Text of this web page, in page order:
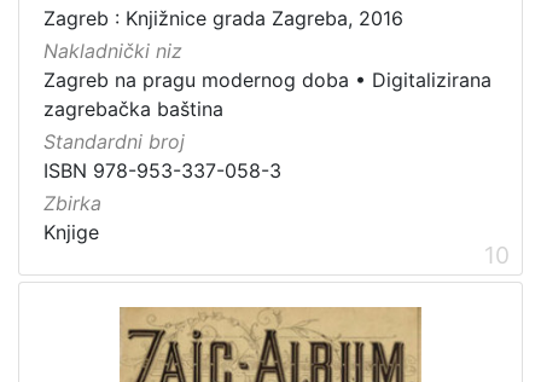
Zagreb : Knjižnice grada Zagreba, 2016
Nakladnički niz
Zagreb na pragu modernog doba • Digitalizirana
zagrebačka baština
Standardni broj
ISBN 978-953-337-058-3
Zbirka
Knjige
10